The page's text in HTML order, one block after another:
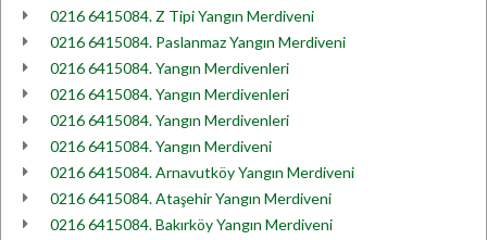
0216 6415084. Z Tipi Yangın Merdiveni
0216 6415084. Paslanmaz Yangın Merdiveni
0216 6415084. Yangın Merdivenleri
0216 6415084. Yangın Merdivenleri
0216 6415084. Yangın Merdivenleri
0216 6415084. Yangın Merdiveni
0216 6415084. Arnavutköy Yangın Merdiveni
0216 6415084. Ataşehir Yangın Merdiveni
0216 6415084. Bakırköy Yangın Merdiveni